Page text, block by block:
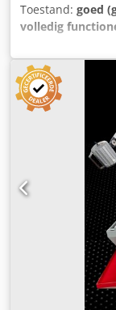
Toestand: goed
volledig
omw/min
aansluitdraad
330 mm
1900 mm Lak:
assen
druipbak,